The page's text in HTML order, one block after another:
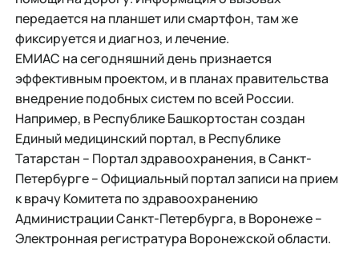
передается на планшет или смартфон, там же
фиксируется и диагноз, и лечение.
ЕМИАС на сегодняшний день признается
эффективным проектом, и в планах правительства
внедрение подобных систем по всей России.
Например, в Республике Башкортостан создан
Единый медицинский портал, в Республике
Татарстан – Портал здравоохранения, в Санкт-
Петербурге – Официальный портал записи на прием
к врачу Комитета по здравоохранению
Администрации Санкт-Петербурга, в Воронеже –
Электронная регистратура Воронежской области.